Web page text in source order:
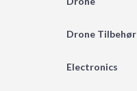
Drone Tilbehør
Electronics